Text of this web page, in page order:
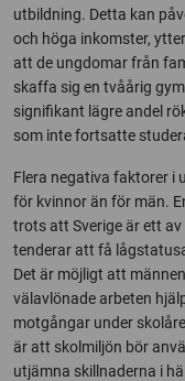
utbildning. Detta kan
och höga inkomster,
att de ungdomar från
skaffa sig en tvåårig
signifikant lägre andel
som inte fortsatte
Flera negativa faktorer i
för kvinnor än för män.
trots att Sverige är ett
tenderar att få
Det är möjligt att
välavlönade arbeten
motgångar under
är att skolmiljön bör
utjämna skillnaderna i